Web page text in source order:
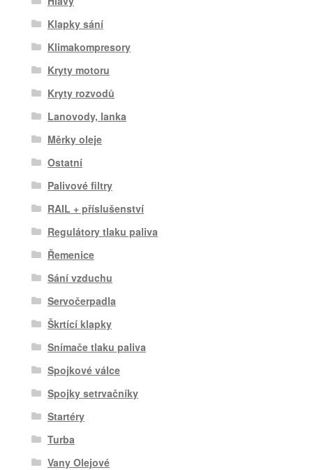
Klapky sání
Klimakompresory
Kryty motoru
Kryty rozvodů
Lanovody, lanka
Měrky oleje
Ostatní
Palivové filtry
RAIL + příslušenství
Regulátory tlaku paliva
Řemenice
Sání vzduchu
Servočerpadla
Škrtící klapky
Snímače tlaku paliva
Spojkové válce
Spojky setrvačníky
Startéry
Turba
Vany Olejové